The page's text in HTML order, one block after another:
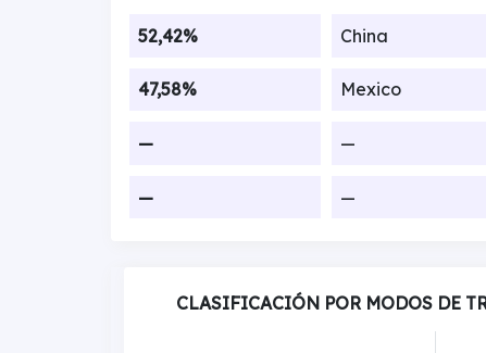
52,42% China
47,58% Mexico
— —
— —
CLASIFICACIÓN POR MODOS DE